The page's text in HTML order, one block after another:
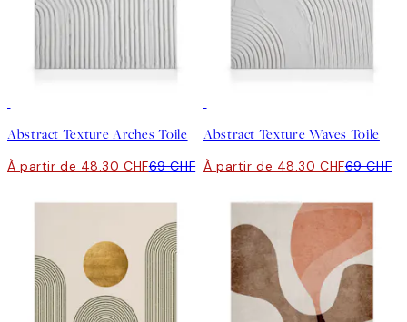
Abstract Texture Arches Toile
À partir de 48.30 CHF69 CHF
Abstract Texture Waves Toile
À partir de 48.30 CHF69 CHF